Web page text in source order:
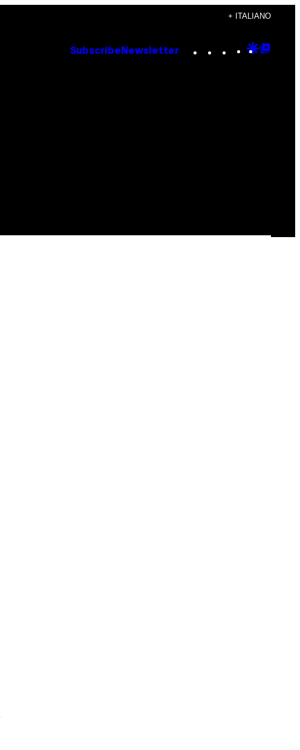
+ ITALIANO
Subscribe Newsletter Instagram
TikTok
YouTube
Google